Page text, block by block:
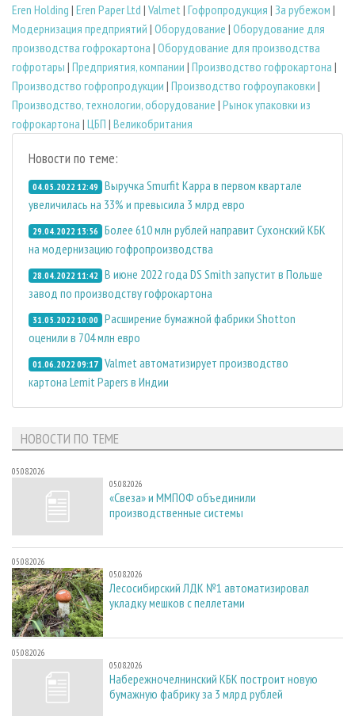
Eren Holding | Eren Paper Ltd | Valmet | Гофропродукция | За рубежом |
Модернизация предприятий | Оборудование | Оборудование для
производства гофрокартона | Оборудование для производства
гофротары | Предприятия, компании | Производство гофрокартона |
Производство гофропродукции | Производство гофроупаковки |
Производство, технологии, оборудование | Рынок упаковки из
гофрокартона | ЦБП | Великобритания
Новости по теме:
04.05.2022 12:49 Выручка Smurfit Kappa в первом квартале
увеличилась на 33% и превысила 3 млрд евро
29.04.2022 13:56 Более 610 млн рублей направит Сухонский КБК
на модернизацию гофропроизводства
28.04.2022 11:42 В июне 2022 года DS Smith запустит в Польше
завод по производству гофрокартона
31.05.2022 10:00 Расширение бумажной фабрики Shotton
оценили в 704 млн евро
01.06.2022 09:17 Valmet автоматизирует производство
картона Lemit Papers в Индии
НОВОСТИ ПО ТЕМЕ
05.08.2026
05.08.2026
«Свеза» и ММПОФ объединили
производственные системы
05.08.2026
05.08.2026
Лесосибирский ЛДК №1 автоматизировал
укладку мешков с пеллетами
05.08.2026
05.08.2026
Набережночелнинский КБК построит новую
бумажную фабрику за 3 млрд рублей